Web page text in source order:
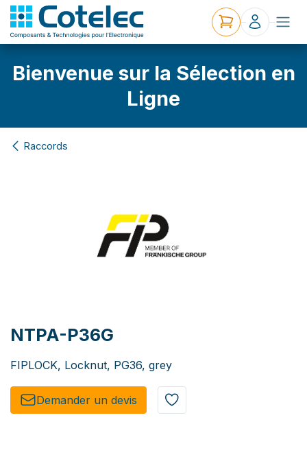
Bienvenue sur la Sélection en
Ligne
Raccords
NTPA-P36G
FIPLOCK, Locknut, PG36, grey
Demander un de​​vis​​